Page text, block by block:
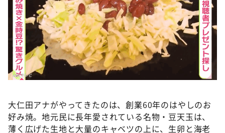
大仁田アナがやってきたのは、創業60年のはやしのお
好み焼。地元民に長年愛されている名物・豆天玉は、
薄く広げた生地と大量のキャベツの上に、生卵と海老